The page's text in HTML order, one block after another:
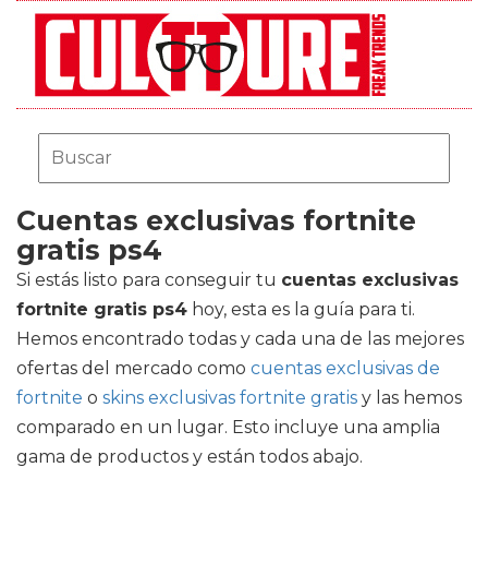
Cuentas exclusivas fortnite
gratis ps4
Si estás listo para conseguir tu cuentas exclusivas
fortnite gratis ps4 hoy, esta es la guía para ti.
Hemos encontrado todas y cada una de las mejores
ofertas del mercado como cuentas exclusivas de
fortnite o skins exclusivas fortnite gratis y las hemos
comparado en un lugar. Esto incluye una amplia
gama de productos y están todos abajo.